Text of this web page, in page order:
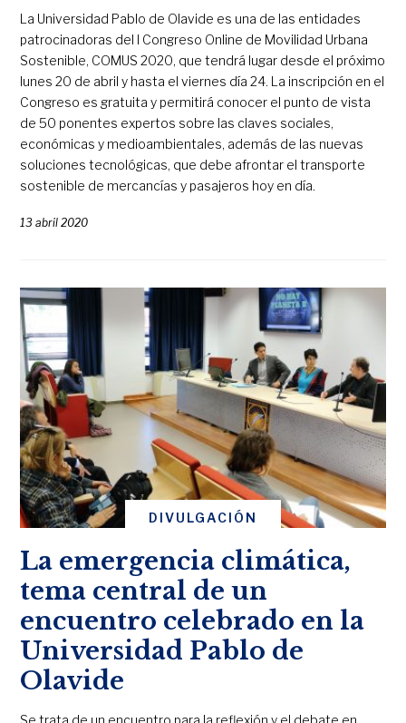
La Universidad Pablo de Olavide es una de las entidades
patrocinadoras del I Congreso Online de Movilidad Urbana
Sostenible, COMUS 2020, que tendrá lugar desde el próximo
lunes 20 de abril y hasta el viernes día 24. La inscripción en el
Congreso es gratuita y permitirá conocer el punto de vista
de 50 ponentes expertos sobre las claves sociales,
económicas y medioambientales, además de las nuevas
soluciones tecnológicas, que debe afrontar el transporte
sostenible de mercancías y pasajeros hoy en día.
13 abril 2020
DIVULGACIÓN
La emergencia climática,
tema central de un
encuentro celebrado en la
Universidad Pablo de
Olavide
Se trata de un encuentro para la reflexión y el debate en